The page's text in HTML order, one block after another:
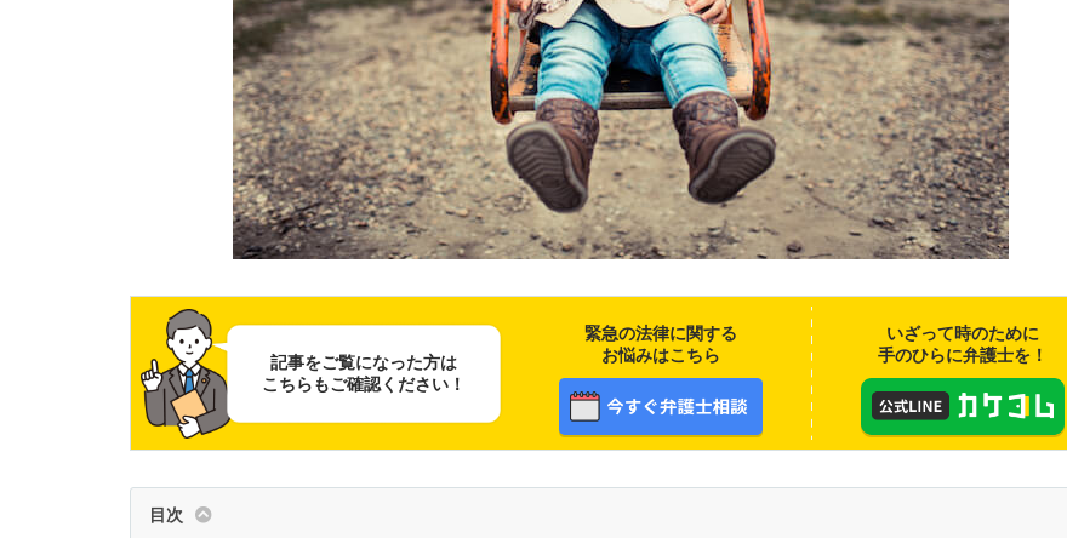
記事をご覧になった方は
こちらもご確認ください！
緊急の法律に関する
お悩みはこちら
いざって時のために
手のひらに弁護士を！
目次